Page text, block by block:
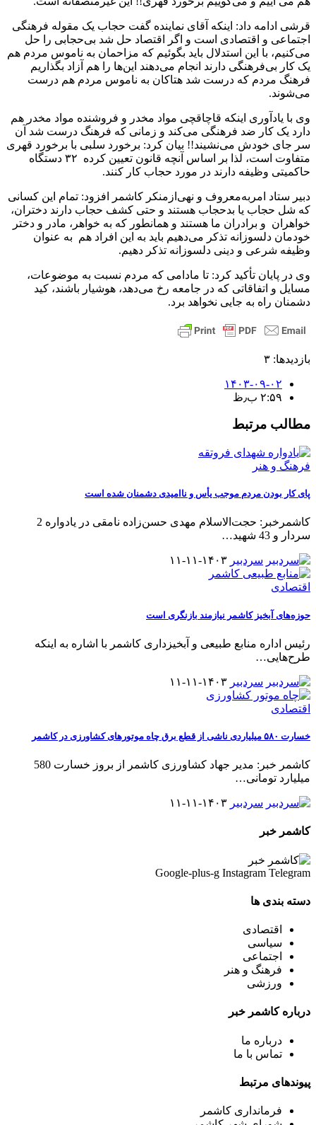
قرشی ادامه داد: اینکه آقای نماینده گفت حجاب یک مقوله فرهنگی
اجتماعی و اقتصادی است و اگر اقتصاد حل شد بی‌حجابی را حل
می‌کنیم، با این استدلال باید بگوئیم که مزاحمان به ناموس مردم هم
یک کار بی‌فرهنگی دارند انجام می‌دهند این‌ها را هم آزاد بگذاریم
فرهنگ مردم که درست شد هتاکان به ناموس مردم هم درست
می‌شوند.
وی با یادآوری اینکه قاچاقچی مواد مخدر و فروشنده مواد مخدر هم
دارد یک کار ضد فرهنگی می‌کند و زمانی که فرهنگ درست شد آن
سر جای خودش می‌نشیند!! بیان کرد: برخورد سلبی با برخورد قهری
متفاوت است، لذا بر اساس آنچه قانون تعیین کرده ۳۲ دستگاه
حاکمیتی وظیفه دارند در مورد حجاب کار کنند.
دبیر ستاد امربه‌معروف و نهی‌ازمنکر کاشمر افزود: تمام این کسانی
که شل حجاب یا بدحجاب هستند و حتی کشف حجاب دارند دختران،
خواهران و برادران ما هستند و همانطور که به خواهر، مادر و دختر
خودمان دلسوزانه تذکر می‌دهیم باید به این‌ افراد هم به عنوان
وظیفه شرعی و دینی دلسوزانه تذکر ‌دهیم.
وی در پایان تأکید کرد: تا مادامی که مردم نسبت به موضوعات،
مسایل و اتفاقاتی که در جامعه رخ می‌دهد، هوشیار باشند، کید
دشمنان راه به جایی نخواهد برد.
بازدیدها: ۳
۱۴۰۳-۰۹-۰۲
۲:۵۹ ب٫ظ
مطالب مرتبط
فرهنگ و هنر
پای کار بودن مردم موجب یأس و ناامیدی دشمنان شده است
کاشمرخبر: حجت‌الاسلام مهدی حسن‌زاده نامقی در یادواره 2
سردار و 43 شهید
…
سردبیر ۱۴۰۳-۱۱-۱۱
اقتصادی
حوزه‌های آبخیز کاشمر نیازمند بازنگری است
رئیس اداره منابع طبیعی و آبخیزداری کاشمر با اشاره به اینکه
طرح‌هایی…
سردبیر ۱۴۰۳-۱۱-۱۱
اقتصادی
خسارت ۵۸۰ میلیاردی ناشی از قطع برق چاه موتورهای کشاورزی در کاشمر
کاشمر خبر: مدیر جهاد کشاورزی کاشمر از بروز خسارت 580
میلیارد تومانی…
سردبیر ۱۴۰۳-۱۱-۱۱
کاشمر خبر
Google-plus-g Instagram Telegram
دسته بندی ها
اقتصادی
سیاسی
اجتماعی
فرهنگ و هنر
ورزشی
درباره کاشمر خبر
درباره ما
تماس با ما
پیوندهای مرتبط
فرمانداری کاشمر